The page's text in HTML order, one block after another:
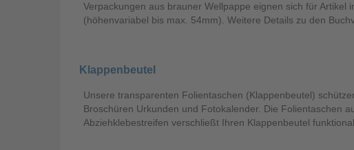
Verpackungen aus brauner Wellpappe eignen sich für
(höhenvariabel bis max. 54mm). Weitere Details zu den
Klappenbeutel
Unsere transparenten Folientaschen (Klappenbeutel)
Broschüren Urkunden und Fotokalender. Die Folientaschen
Abziehklebestreifen verschließt Ihren Klappenbeutel